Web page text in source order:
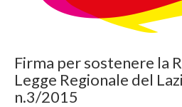
Firma per sostenere la
Legge Regionale del
n.3/2015